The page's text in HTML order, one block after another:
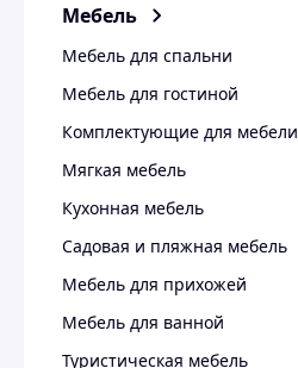
Мебель
Мебель для спальни
Мебель для гостиной
Комплектующие для мебели
Мягкая мебель
Кухонная мебель
Садовая и пляжная мебель
Мебель для прихожей
Мебель для ванной
Туристическая мебель